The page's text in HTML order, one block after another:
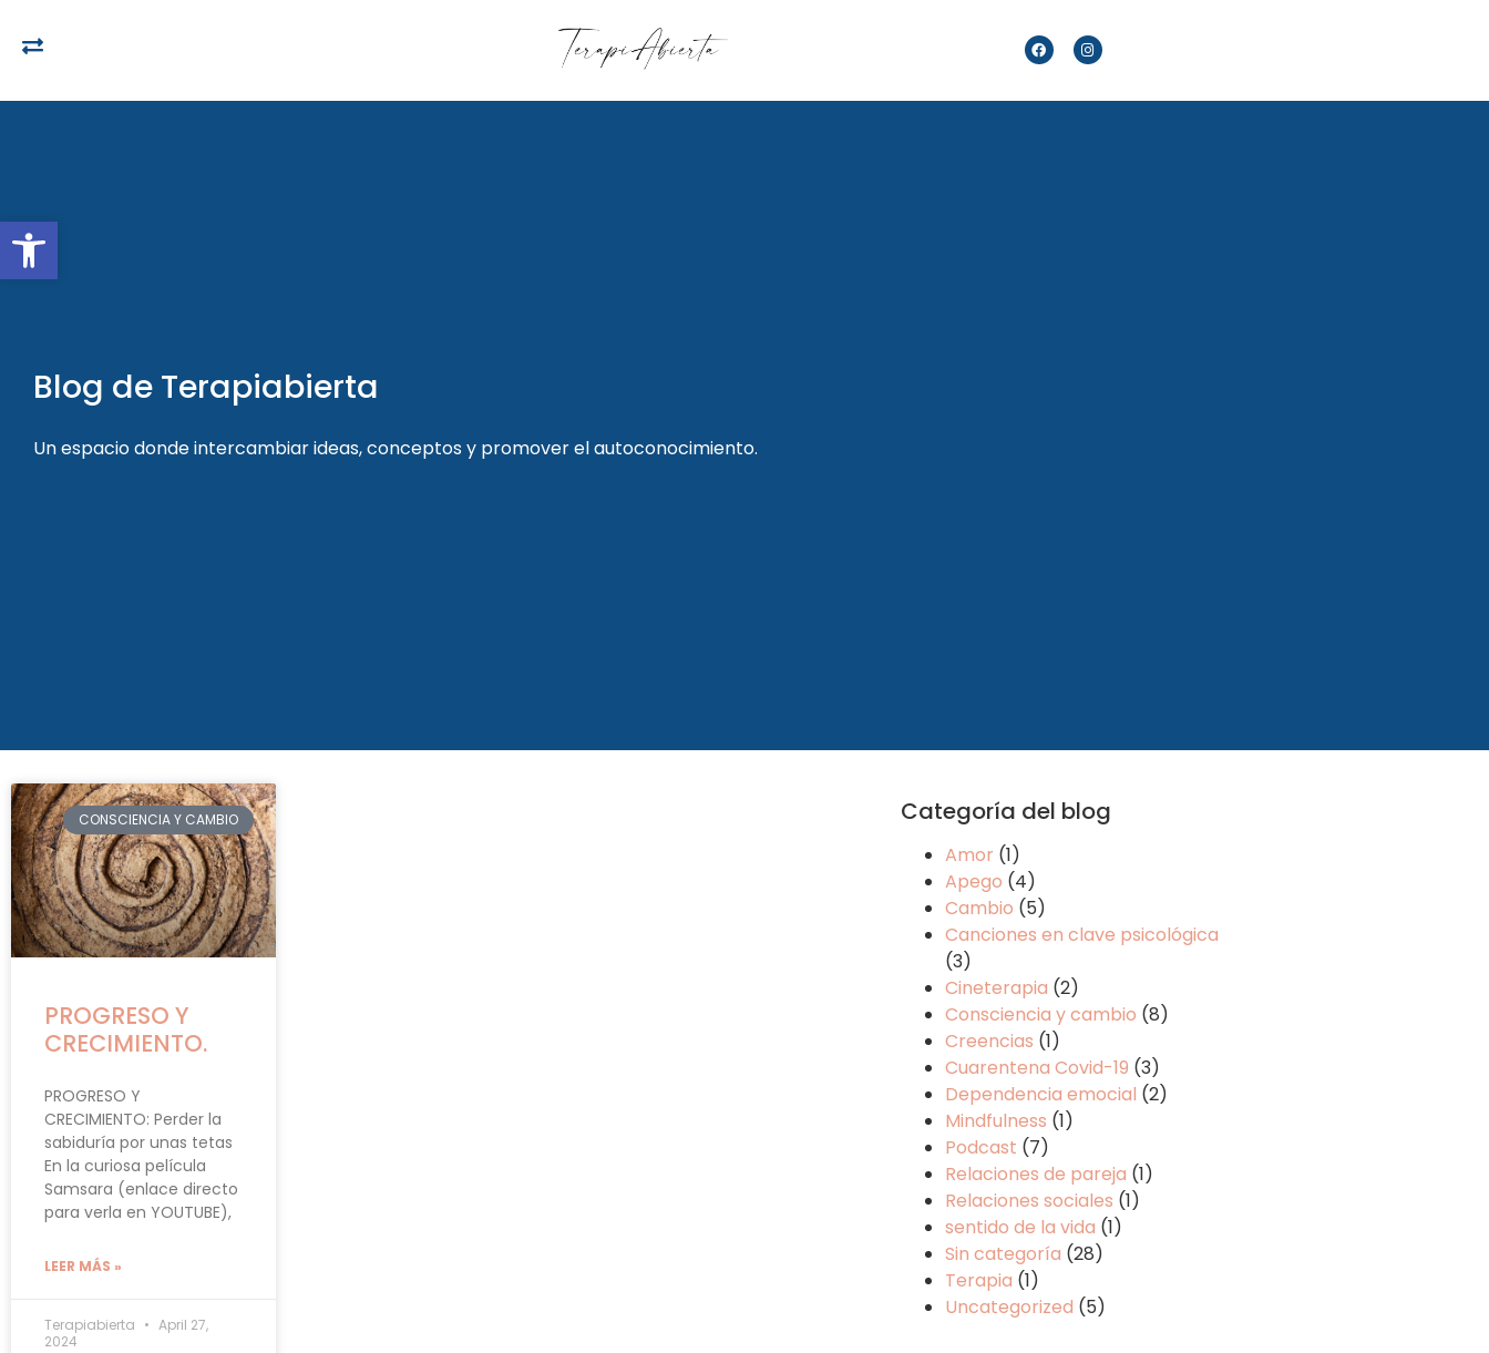
Open toolbar
Blog de Terapiabierta
Un espacio donde intercambiar ideas, conceptos y promover el autoconocimiento.
CONSCIENCIA Y CAMBIO
PROGRESO Y
CRECIMIENTO.
PROGRESO Y
CRECIMIENTO: Perder la
sabiduría por unas tetas
En la curiosa película
Samsara (enlace directo
para verla en YOUTUBE),
LEER MÁS »
Terapiabierta
April 27,
2024
Categoría del blog
Amor (1)
Apego (4)
Cambio (5)
Canciones en clave psicológica
(3)
Cineterapia (2)
Consciencia y cambio (8)
Creencias (1)
Cuarentena Covid-19 (3)
Dependencia emocial (2)
Mindfulness (1)
Podcast (7)
Relaciones de pareja (1)
Relaciones sociales (1)
sentido de la vida (1)
Sin categoría (28)
Terapia (1)
Uncategorized (5)